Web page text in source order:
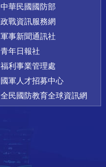
中華民國國防部
政戰資訊服務網
軍事新聞通訊社
青年日報社
福利事業管理處
國軍人才招募中心
全民國防教育全球資訊網